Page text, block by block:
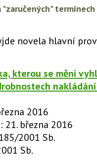
novela hlavní
kterou se mění
2016
března 2016
2001 Sb.
Sb.